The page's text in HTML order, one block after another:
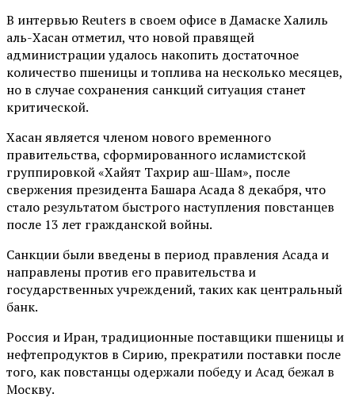
В интервью Reuters в своем офисе в Дамаске Халиль
аль-Хасан отметил, что новой правящей
администрации удалось накопить достаточное
количество пшеницы и топлива на несколько месяцев,
но в случае сохранения санкций ситуация станет
критической.
Хасан является членом нового временного
правительства, сформированного исламистской
группировкой «Хайят Тахрир аш-Шам», после
свержения президента Башара Асада 8 декабря, что
стало результатом быстрого наступления повстанцев
после 13 лет гражданской войны.
Санкции были введены в период правления Асада и
направлены против его правительства и
государственных учреждений, таких как центральный
банк.
Россия и Иран, традиционные поставщики пшеницы и
нефтепродуктов в Сирию, прекратили поставки после
того, как повстанцы одержали победу и Асад бежал в
Москву.